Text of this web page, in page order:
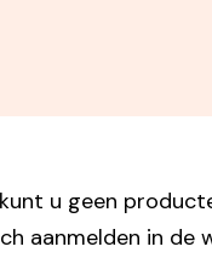
u geen
aanmelden in de